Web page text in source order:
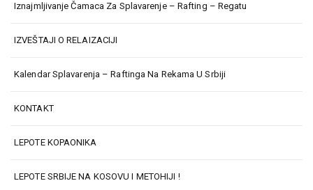
Iznajmljivanje Čamaca Za Splavarenje – Rafting – Regatu
IZVEŠTAJI O RELAIZACIJI
Kalendar Splavarenja – Raftinga Na Rekama U Srbiji
KONTAKT
LEPOTE KOPAONIKA
LEPOTE SRBIJE NA KOSOVU I METOHIJI !